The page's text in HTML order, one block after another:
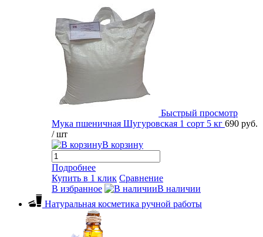
Быстрый просмотр
Мука пшеничная Шугуровская 1 сорт 5 кг 690 руб.
/ шт
В корзину
Подробнее
Купить в 1 клик Сравнение
В избранное
В наличии
Натуральная косметика ручной работы